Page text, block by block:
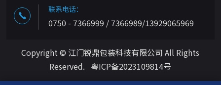
联系电话：
0750 - 7366999 / 7366989/13929065969
Copyright © 江门锐鼎包装科技有限公司 All Rights
Reserved. 粤ICP备2023109814号